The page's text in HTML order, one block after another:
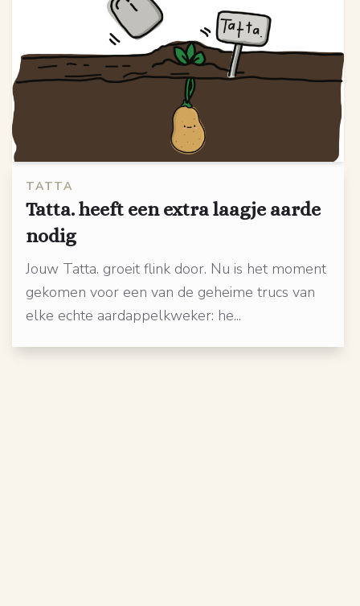
TATTA
Tatta. heeft een extra laagje aarde
nodig
Jouw Tatta. groeit flink door. Nu is het moment
gekomen voor een van de geheime trucs van
elke echte aardappelkweker: he...